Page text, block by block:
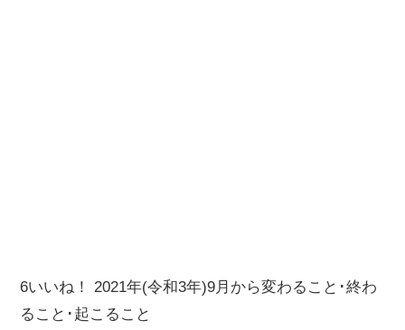
6いいね！ 2021年(令和3年)9月から変わること･終わ
ること･起こること